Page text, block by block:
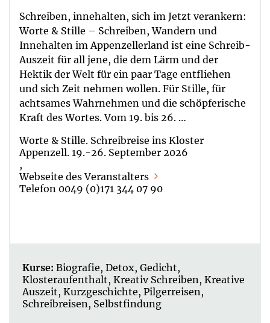
Schreiben, innehalten, sich im Jetzt verankern:
Worte & Stille – Schreiben, Wandern und
Innehalten im Appenzellerland ist eine Schreib-
Auszeit für all jene, die dem Lärm und der
Hektik der Welt für ein paar Tage entfliehen
und sich Zeit nehmen wollen. Für Stille, für
achtsames Wahrnehmen und die schöpferische
Kraft des Wortes. Vom 19. bis 26. …
Worte & Stille. Schreibreise ins Kloster
Appenzell. 19.-26. September 2026
,
Webseite des Veranstalters
Telefon 0049 (0)171 344 07 90
Kurse: Biografie, Detox, Gedicht,
Klosteraufenthalt, Kreativ Schreiben, Kreative
Auszeit, Kurzgeschichte, Pilgerreisen,
Schreibreisen, Selbstfindung